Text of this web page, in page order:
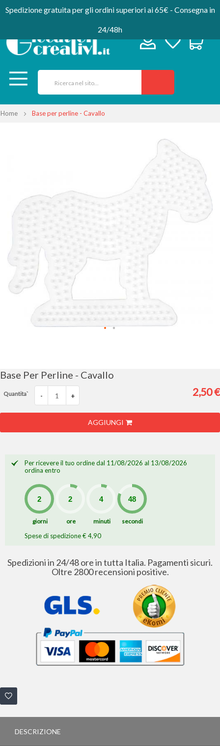
Spedizione gratuita per gli ordini superiori ai 65€ - Consegna in
24/48h
Home Base per perline - Cavallo
immagini
galleria
di
immagini
Base Per Perline - Cavallo
Quantita` - +
AGGIUNGI
2,50 €
Per ricevere il tuo ordine dal 11/08/2026 al 13/08/2026
ordina entro
giorni ore minuti secondi
Spese di spedizione € 4,90
Spedizioni in 24/48 ore in tutta Italia. Pagamenti sicuri.
Oltre 2800 recensioni positive.
DESCRIZIONE